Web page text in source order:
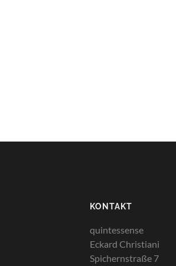
KONTAKT
quintessense
Eckard Christiani
Spichernstraße 7